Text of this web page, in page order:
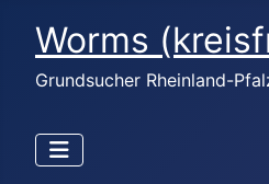
Worms
Grundsucher Rheinland-